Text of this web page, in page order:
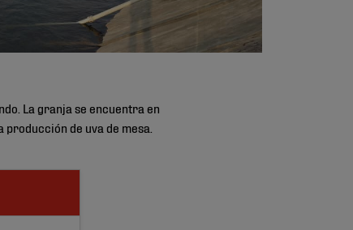
La granja se encuentra en
de uva de mesa.